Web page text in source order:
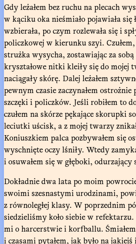
Gdy leżałem bez ruchu na plecach
w kąciku oka nieśmiało pojawiała się
wzbierała, po czym rozlewała się i
policzkowej w kierunku szyi.
strużka wysycha, zostawiając za
kryształowe nitki kleiły się do mojej
naciągały skórę. Dalej leżałem
pewnym czasie zaczynałem
szczęki i policzków. Jeśli robiłem to
czułem na skórze pękające skorupki
leciutki uścisk, a z mojej twarzy
Koniuszkiem palca pozbywałem się
wyschnięte oczy lśniły. Wtedy
i osuwałem się w głęboki, odurzający
Dokładnie dwa lata po moim
swoimi szesnastymi urodzinami,
z równoległej klasy. W poprzednim
siedzieliśmy koło siebie w
mi o harcerstwie i korfballu. Śmiałem
i czasami pytałem, jak było na